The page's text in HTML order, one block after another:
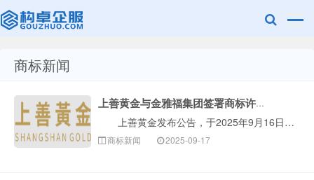
商标新闻
上善黄金与金雅福集团签署商标许可协议
上善黄金发布公告，于2025年9月16日，深圳金雅福控股集团有限公司(金雅福集团)作为许可方已与本公司全资附属公司香港上善科技发展有限公司(上善科···
商标新闻 2025-09-17